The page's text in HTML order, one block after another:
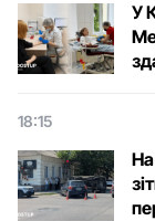
У
18:15